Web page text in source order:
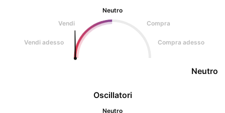
Oscillatori
Neutro
Neutro
Vendi
Compra
Vendi adesso Compra adesso
Neutro